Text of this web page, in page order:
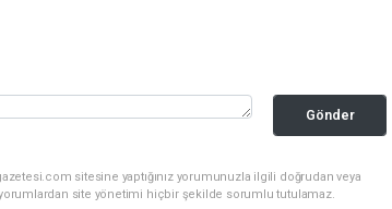
Gönder
sitesine yaptığınız yorumunuzla ilgili doğrudan veya
site yönetimi hiçbir şekilde sorumlu tutulamaz.